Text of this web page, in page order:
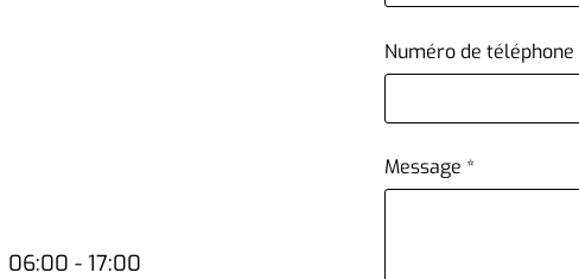
06:00 - 17:00
Numéro de téléphone
Message